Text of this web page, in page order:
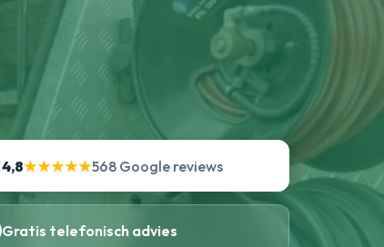
4,8★★★★★568 Google reviews
Gratis telefonisch advies